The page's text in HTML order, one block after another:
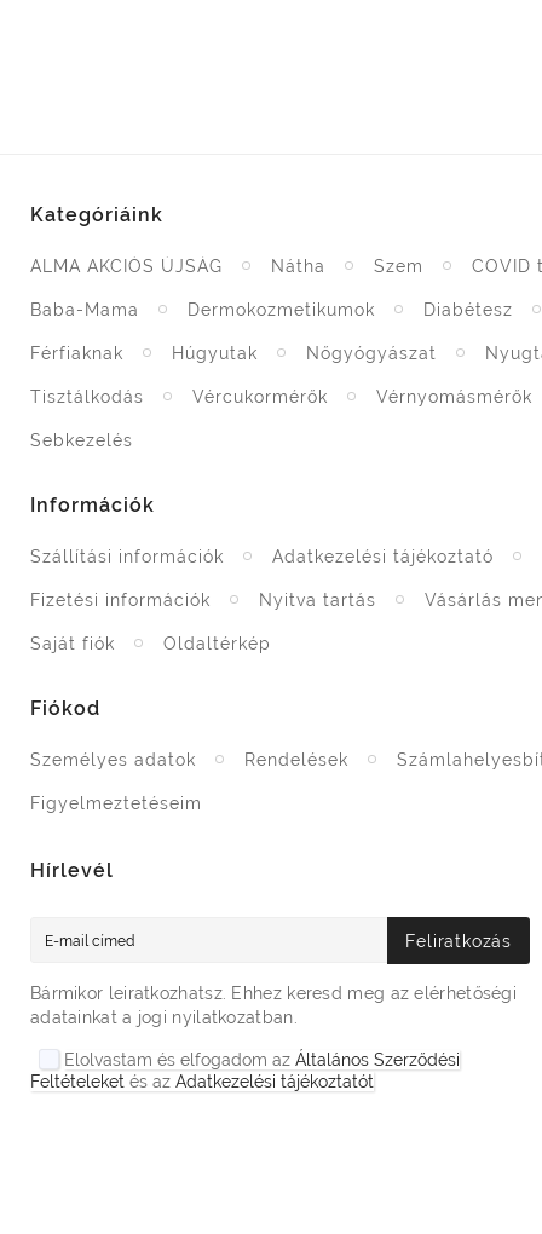
Kategóriáink
ALMA AKCIÓS ÚJSÁG Nátha Szem COVID
Baba-Mama Dermokozmetikumok Diabétesz
Férfiaknak Húgyutak Nőgyógyászat
Tisztálkodás Vércukormérők Vérnyomásmérők
Sebkezelés
Információk
Szállítási információk Adatkezelési tájékoztató
Fizetési információk Nyitva tartás Vásárlás
Saját fiók Oldaltérkép
Fiókod
Személyes adatok Rendelések
Figyelmeztetéseim
Hírlevél
Feliratkozás
Bármikor leiratkozhatsz. Ehhez keresd meg az elérhetőségi
adatainkat a jogi nyilatkozatban.
Elolvastam és elfogadom az Általános Szerződési
Feltételeket és az Adatkezelési tájékoztatót